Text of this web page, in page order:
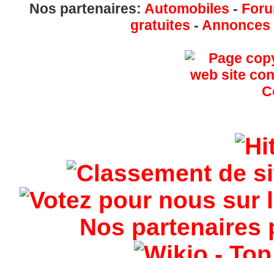
Nos partenaires: Automobiles -
gratuites -
Nos partenaires